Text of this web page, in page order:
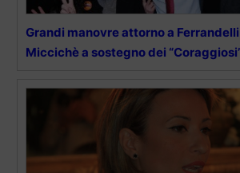
Grandi manovre attorno a
Miccichè a sostegno dei